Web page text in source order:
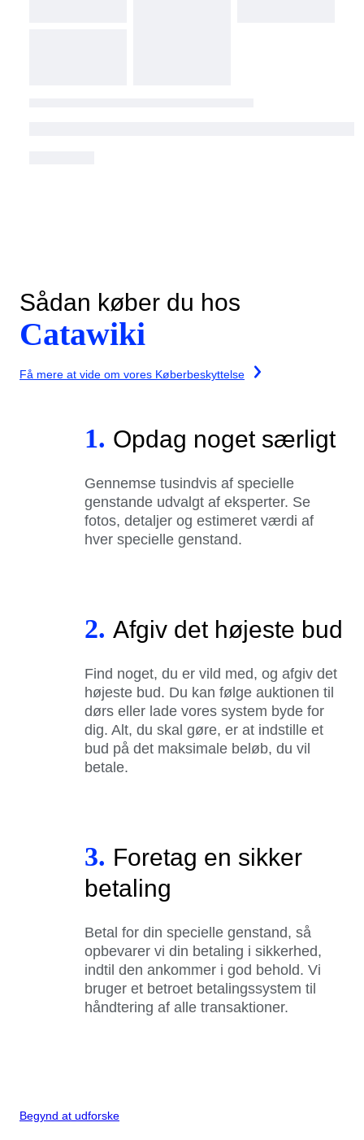
Sådan køber du hos
Catawiki
Få mere at vide om vores Køberbeskyttelse
1. Opdag noget særligt
Gennemse tusindvis af specielle
genstande udvalgt af eksperter. Se
fotos, detaljer og estimeret værdi af
hver specielle genstand.
2. Afgiv det højeste bud
Find noget, du er vild med, og afgiv det
højeste bud. Du kan følge auktionen til
dørs eller lade vores system byde for
dig. Alt, du skal gøre, er at indstille et
bud på det maksimale beløb, du vil
betale.
3. Foretag en sikker
betaling
Betal for din specielle genstand, så
opbevarer vi din betaling i sikkerhed,
indtil den ankommer i god behold. Vi
bruger et betroet betalingssystem til
håndtering af alle transaktioner.
Begynd at udforske